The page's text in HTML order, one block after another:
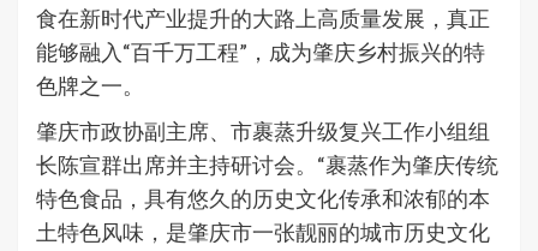
食在新时代产业提升的大路上高质量发展，真正
能够融入“百千万工程”，成为肇庆乡村振兴的特
色牌之一。
肇庆市政协副主席、市裹蒸升级复兴工作小组组
长陈宣群出席并主持研讨会。“裹蒸作为肇庆传统
特色食品，具有悠久的历史文化传承和浓郁的本
土特色风味，是肇庆市一张靓丽的城市历史文化